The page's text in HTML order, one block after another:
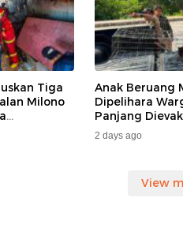
Tiga
Milono
Anak Beruang
Dipelihara
Panjang
Dan DAMKAR
2 days ago
View